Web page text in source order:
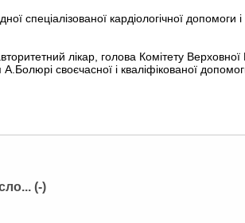
спеціалізованої кардіологічної допомоги
лікар, голова Комітету
своєчасної і кваліфікованої
(-)